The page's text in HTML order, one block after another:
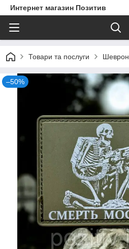
Интернет магазин Позитив
Товари та послуги Шеврон
–50%